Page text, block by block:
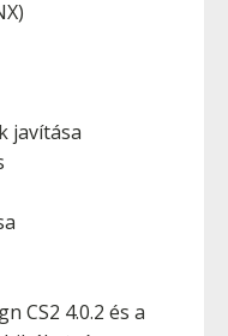
javítása
CS2 4.0.2 és a